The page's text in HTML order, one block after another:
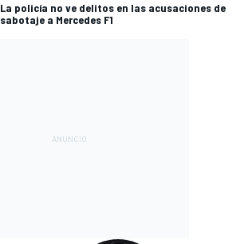
La policía no ve delitos en las acusaciones de
sabotaje a Mercedes F1